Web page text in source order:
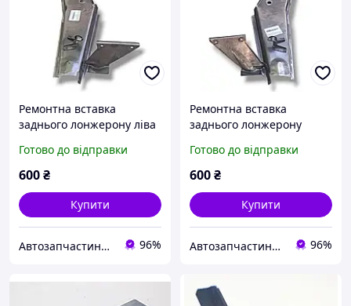
Ремонтна вставка
заднього лонжерону ліва
2113, 2114, 2115, (задня
частина, з кронштейном
Готово до відправки
600₴
Купити
Автозапчастини adamcompani 96%
Ремонтна вставка
заднього лонжерону
21099, 2113, 2114, 2115,
(задня частина, з
бризговик)
Готово до відправки
600₴
Купити
Автозапчастини adamcompani 96%